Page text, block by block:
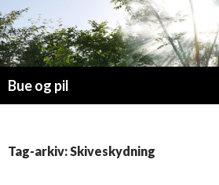
Bue og pil
Tag-arkiv: Skiveskydning